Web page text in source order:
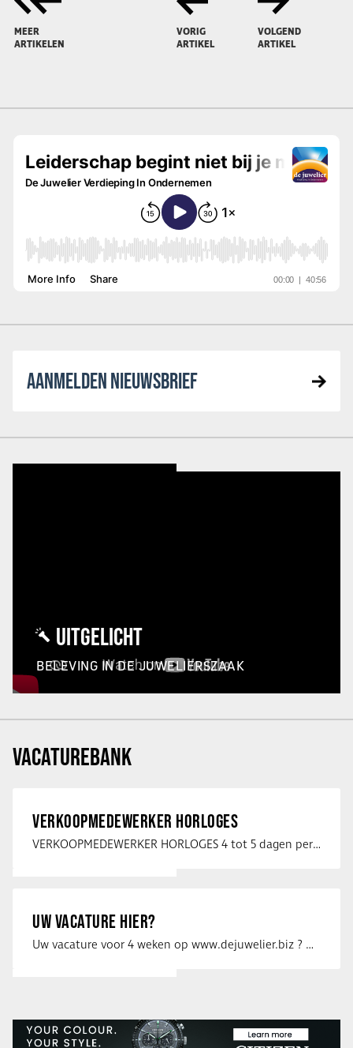
MEER
ARTIKELEN
VORIG
ARTIKEL
VOLGEND
ARTIKEL
AANMELDEN NIEUWSBRIEF
UITGELICHT
BELEVING IN DE JUWELIERSZAAK
VACATUREBANK
VERKOOPMEDEWERKER HORLOGES
VERKOOPMEDEWERKER HORLOGES 4 tot 5 dagen per week Heb jij een passie voor …
UW VACATURE HIER?
Uw vacature voor 4 weken op www.dejuwelier.biz ? Neem dan contact op met …